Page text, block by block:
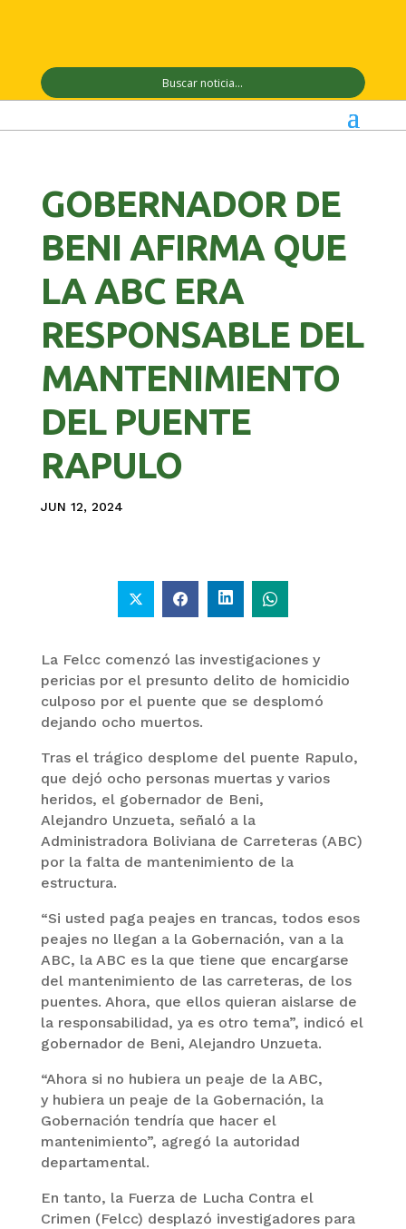
GOBERNADOR DE
BENI AFIRMA QUE
LA ABC ERA
RESPONSABLE DEL
MANTENIMIENTO
DEL PUENTE
RAPULO
JUN 12, 2024
La Felcc comenzó las investigaciones y
pericias por el presunto delito de homicidio
culposo por el puente que se desplomó
dejando ocho muertos.
Tras el trágico desplome del puente Rapulo,
que dejó ocho personas muertas y varios
heridos, el gobernador de Beni,
Alejandro Unzueta, señaló a la
Administradora Boliviana de Carreteras (ABC)
por la falta de mantenimiento de la
estructura.
“Si usted paga peajes en trancas, todos esos
peajes no llegan a la Gobernación, van a la
ABC, la ABC es la que tiene que encargarse
del mantenimiento de las carreteras, de los
puentes. Ahora, que ellos quieran aislarse de
la responsabilidad, ya es otro tema”, indicó el
gobernador de Beni, Alejandro Unzueta.
“Ahora si no hubiera un peaje de la ABC,
y hubiera un peaje de la Gobernación, la
Gobernación tendría que hacer el
mantenimiento”, agregó la autoridad
departamental.
En tanto, la Fuerza de Lucha Contra el
Crimen (Felcc) desplazó investigadores para